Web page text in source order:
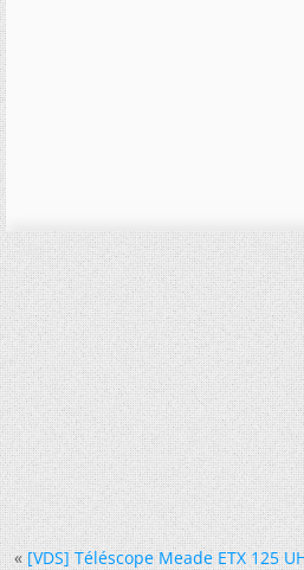
« [VDS] Téléscope Meade ETX 125